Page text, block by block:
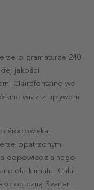
o gramaturze 240
jakości
Clairefontaine we
wraz z upływem
środowiska.
opatrzonym
odpowiedzialnego
dla klimatu. Cała
Svanen.